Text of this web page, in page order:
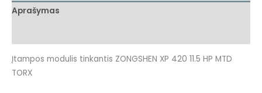
Aprašymas
Įtampos modulis tinkantis ZONGSHEN XP 420 11.5 HP MTD
TORX